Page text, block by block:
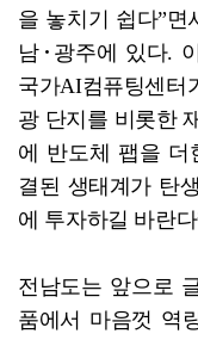
을 놓치기 쉽다”면
남･광주에 있다.
국가AI컴퓨팅센터
광 단지를 비롯한
에 반도체 팹을 더
결된 생태계가 탄
에 투자하길 바란
전남도는 앞으로
품에서 마음껏 역